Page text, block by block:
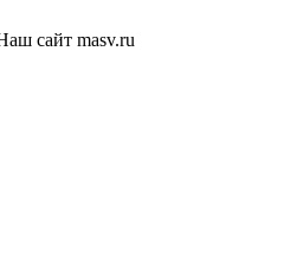
сайт masv.ru